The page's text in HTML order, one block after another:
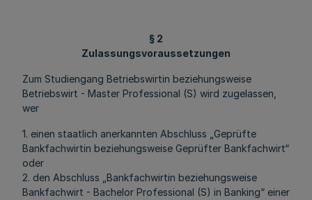
§ 2
Zulassungsvoraussetzungen
Zum Studiengang Betriebswirtin beziehungsweise
Betriebswirt - Master Professional (S) wird zugelassen,
wer
1. einen staatlich anerkannten Abschluss „Geprüfte
Bankfachwirtin beziehungsweise Geprüfter Bankfachwirt“
oder
2. den Abschluss „Bankfachwirtin beziehungsweise
Bankfachwirt - Bachelor Professional (S) in Banking“ einer